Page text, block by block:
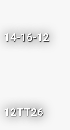
14-16-12
12TT26